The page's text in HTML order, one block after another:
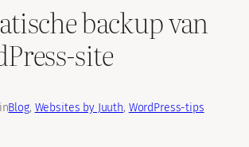
backup van
site
inBlog, Websites by Juuth, WordPress-tips